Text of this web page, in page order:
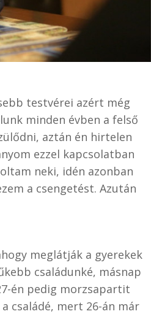
testvérei azért még
minden évben a felső
aztán én hirtelen
ezzel kapcsolatban
neki, idén azonban
a csengetést. Azután
meglátják a gyerekek
családunké, másnap
én pedig morzsapartit
családé, mert 26-án már